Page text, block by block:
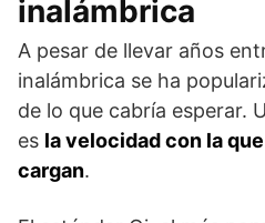
inalámbrica
A pesar de llevar años
inalámbrica se ha
de lo que cabría esperar.
es la velocidad con la
cargan.